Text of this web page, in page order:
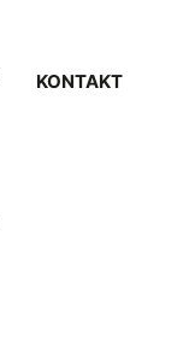
KONTAKT